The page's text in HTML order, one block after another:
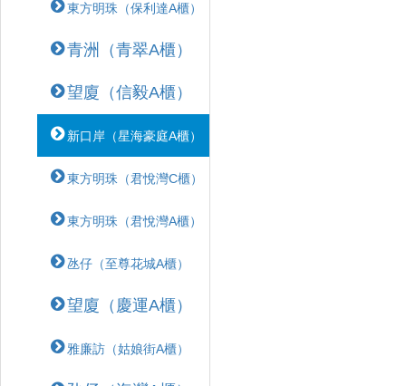
東方明珠（保利達A櫃）
青洲（青翠A櫃）
望廈（信毅A櫃）
新口岸（星海豪庭A櫃）
東方明珠（君悅灣C櫃）
東方明珠（君悅灣A櫃）
氹仔（至尊花城A櫃）
望廈（慶運A櫃）
雅廉訪（姑娘街A櫃）